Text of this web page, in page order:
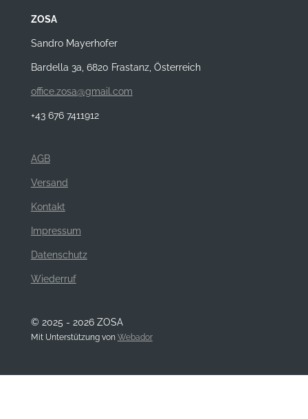
ZOSA
Sandro Mayerhofer
Bardella 3a, 6820 Frastanz, Österreich
office.zosa@gmail.com
+43 676 7411912
AGB
Versand
Kontakt
Impressum
Datenschutz
Wiederruf
© 2025 - 2026 ZOSA
Mit Unterstützung von Webador